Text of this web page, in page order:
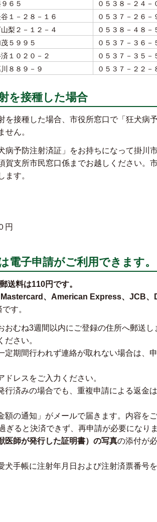
６５
０５３８－２４－
１－２８－１６
０５３７－２６－
梨２－１２－４
０５３８－４８－
５９９５
０５３７－３６－
１０２０－２
０５３７－３５－
８８９－９ ０５３７－２２－
を接種した場合
接種した場合、市役所窓口で「狂犬病予
せん。
病予防注射済証」をお持ちになって掛川
賀支所市民窓口係までお越しください。
ます。
円
電子申請がご利用できます。
送料は110円です。
、American Express、JCB、
す。
おむね3週間以内にご登録の住所へ郵送し
さい。
定期間行われず連絡が取れない場合は、
レスをご入力ください。
済みの場合でも、重複申請による返金は
の通知」がメールで届きます。内容をご
ぎると決済できず、再申請が必要になりま
医師が発行した証明書）の写真の添付が
手帳に注射年月日および注射済票番号